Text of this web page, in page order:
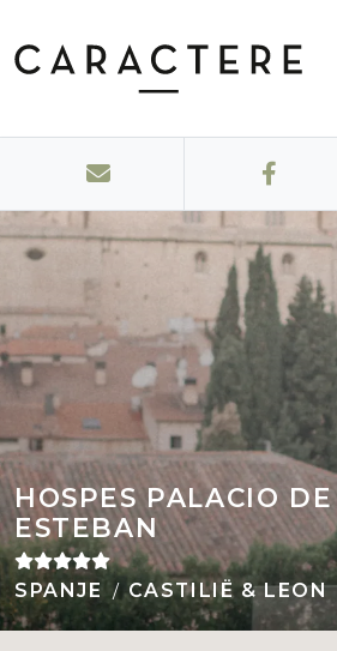
HOSPES PALACIO
ESTEBAN
SPANJE CASTILIË & LEON